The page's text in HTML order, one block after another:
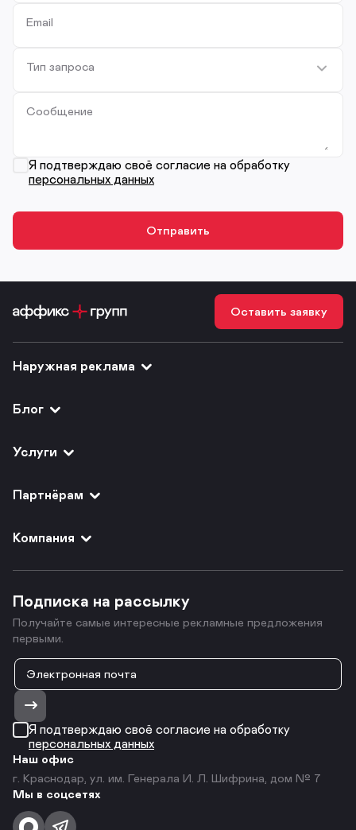
Email
Тип запроса
Сообщение
Я подтверждаю своё согласие на обработку
персональных данных
Оставить заявку
Наружная реклама
Блог
Услуги
Партнёрам
Компания
Подписка на рассылку
Получайте самые интересные рекламные предложения
первыми.
Я подтверждаю своё согласие на обработку
персональных данных
Наш офис
г. Краснодар, ул. им. Генерала И. Л. Шифрина, дом № 7
Мы в соцсетях